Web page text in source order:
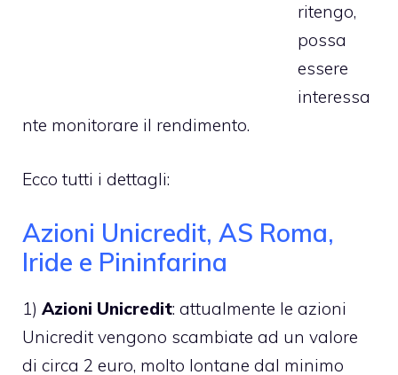
ritengo,
possa
essere
interessa
nte monitorare il rendimento.
Ecco tutti i dettagli:
Azioni Unicredit, AS Roma,
Iride e Pininfarina
1) Azioni Unicredit: attualmente le azioni
Unicredit vengono scambiate ad un valore
di circa 2 euro, molto lontane dal minimo